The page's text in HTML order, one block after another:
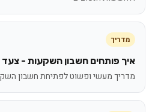
מדריך
איך פותחים חשבון השקעות -
מדריך מעשי ופשוט לפתיחת חשבון